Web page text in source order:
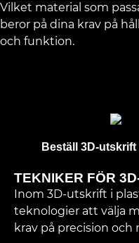
Vilket material som
beror på dina krav på
och funktion.
Beställ 3D-utskrift
TEKNIKER FÖR
Inom 3D-utskrift i
teknologier att välja
krav på precision och